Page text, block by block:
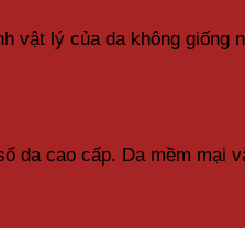
lý của da không
cao cấp. Da mềm mại